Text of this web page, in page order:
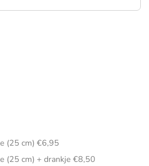
(25 cm) €6,95
(25 cm) + drankje €8,50